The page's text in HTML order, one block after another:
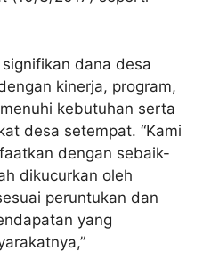
dana desa
kinerja, program,
kebutuhan serta
desa setempat. “Kami
dengan sebaik-
dikucurkan oleh
peruntukan dan
yang